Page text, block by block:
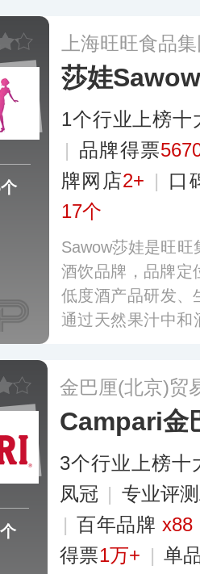
更多
上海旺旺食品
莎娃Sawow
1个行业上榜十
| 品牌得票
牌网店2+ | 口
17个
Sawow莎娃是旺
酒饮品牌，品牌定
低度酒产品研发、
通过天然果汁中和
葡萄、乳酸菌等多
上主流电商平台。
金巴厘(北京)贸
Campari金
3个行业上榜十
凤冠 | 专业评
| 百年品牌 x88
得票1万+ | 单